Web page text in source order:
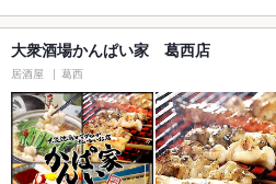
大衆酒場かんぱい家 葛西店
居酒屋 葛西